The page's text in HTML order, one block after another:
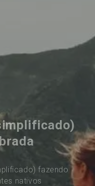
fazendo
nativos